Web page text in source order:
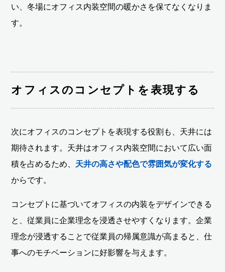
い、冬場にオフィス内装空間の暖かさを保てなくなりま
す。
オフィスのコンセプトを表現する
次にオフィスのコンセプトを表現する役割も、天井には
期待されます。天井はオフィス内装空間において広い面
積を占めるため、 天井の高さや配色で雰囲気が変化する
からです。
コンセプトに基づいてオフィスの内装をデザインできる
と、従業員に企業理念を浸透させやすくなります。企業
理念が浸透することで従業員の帰属意識が高まると、仕
事へのモチベーションに好影響を与えます。